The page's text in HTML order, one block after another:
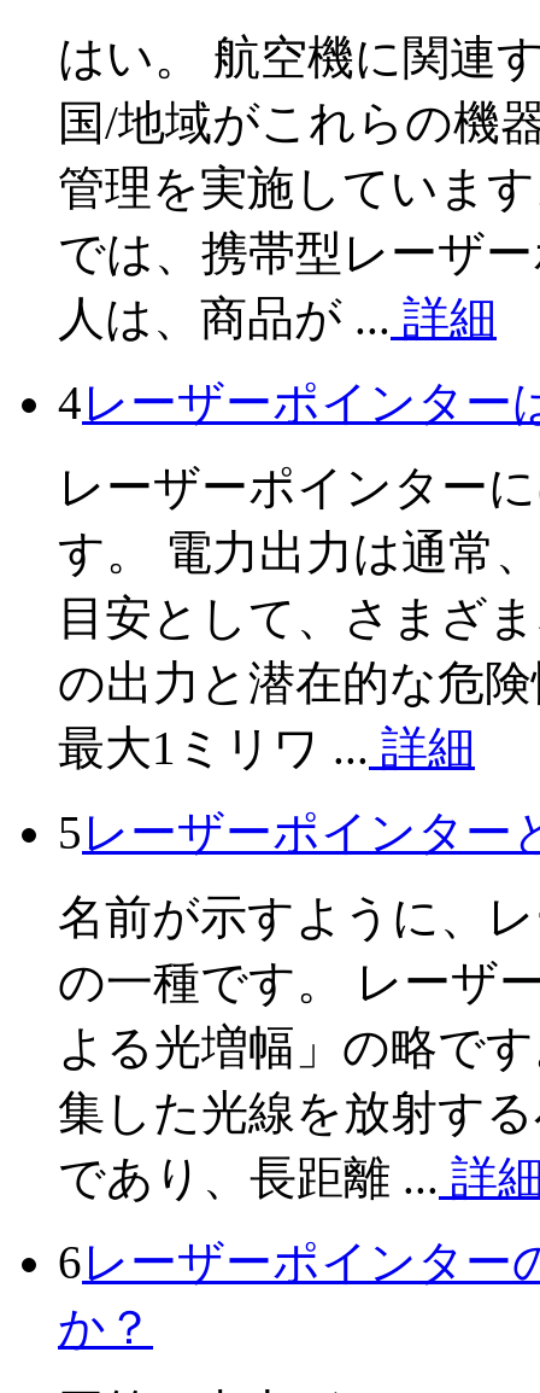
はい。 航空機に関連
国/地域がこれらの機
管理を実施していま
では、携帯型レーザ
人は、商品が ... 詳細
4レーザーポインター
レーザーポインター
す。 電力出力は通常
目安として、さまざ
の出力と潜在的な危
最大1ミリワ ... 詳細
5レーザーポインター
名前が示すように、
の一種です。 レーザ
よる光増幅」の略で
集した光線を放射す
であり、長距離 ... 詳
6レーザーポインター
か？